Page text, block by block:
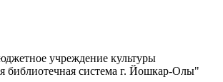
учреждение культуры
библиотечная система г. Йошкар-Олы"